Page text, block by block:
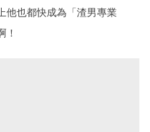
他也都快成為「渣男專業
！